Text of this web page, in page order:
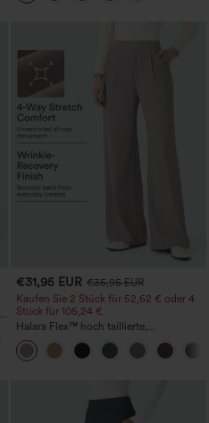
€31,95 EUR €35,95 EUR
Kaufen Sie 2 Stück für 52,62 € oder 4
Stück für 105,24 €.
Halara Flex™ hoch taillierte,
figurformende Arbeitshose, die die Taille
schmaler wirken lässt, mit Taschen,
weitem Bein und Mikro-Waffelstruktur